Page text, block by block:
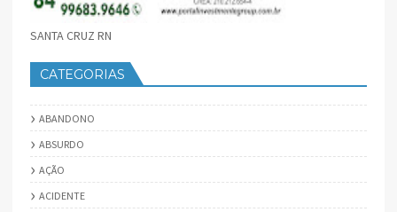
SANTA CRUZ RN
CATEGORIAS
ABANDONO
ABSURDO
AÇÃO
ACIDENTE